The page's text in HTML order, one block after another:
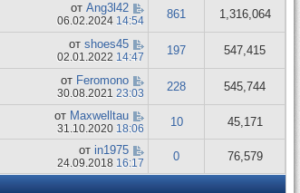
от Ang3l42
06.02.2024 14:54 861 1,316,064
от shoes45
02.01.2022 14:47 197 547,415
от Feromono
30.08.2021 23:03 228 545,744
от Maxwelltau
31.10.2020 18:06 10 45,171
от in1975
24.09.2018 16:17 0 76,579